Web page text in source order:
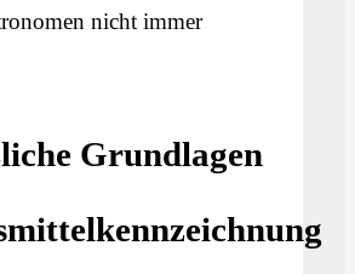
nicht immer
Grundlagen